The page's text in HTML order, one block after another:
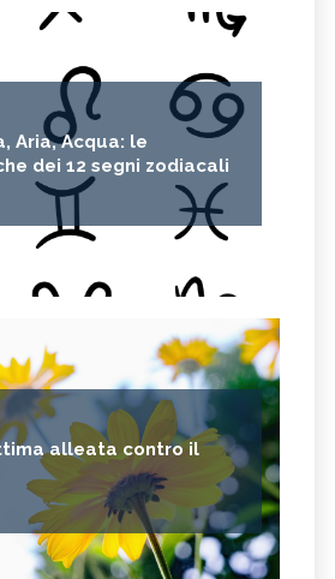
Aria, Acqua: le
dei 12 segni zodiacali
alleata contro il